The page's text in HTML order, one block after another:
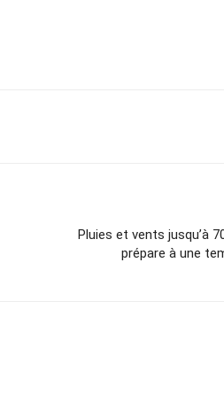
Pluies et vents jusqu’à
prépare à une